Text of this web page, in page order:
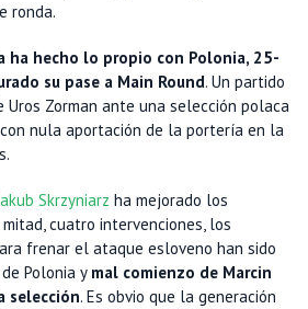
ronda.
ha hecho lo propio con Polonia, 25-
su pase a Main Round. Un partido
Uros Zorman ante una selección polaca
nula aportación de la portería en la
Skrzyniarz ha mejorado los
cuatro intervenciones, los
frenar el ataque esloveno han sido
Polonia y mal comienzo de Marcin
selección. Es obvio que la generación